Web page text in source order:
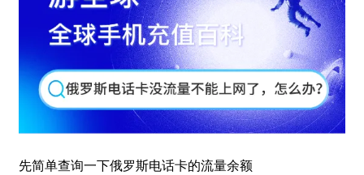
先简单查询一下俄罗斯电话卡的流量余额